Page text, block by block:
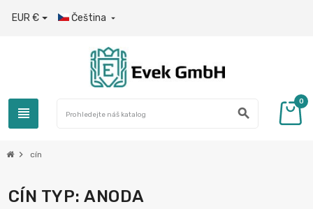
EUR € Čeština 
view_headline search
0
chevron_right cín
CÍN TYP: ANODA